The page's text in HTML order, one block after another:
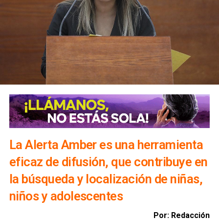
de los educandos.
Asimismo mencionó que también se establecen
programas de educación a distancia y semi presencial
para cerrar la brecha digital y las desigualdades en la
población y que las tecnologías de la información,
comunicación, conocimiento y aprendizaje digital serán
utilizadas como un complemento de los demás materiales
educativos.
La Alerta Amber es una herramienta
eficaz de difusión, que contribuye en
la búsqueda y localización de niñas,
niños y adolescentes
Por: Redacción